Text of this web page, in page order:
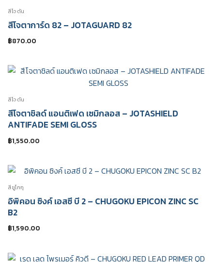
สีโจตัน
สีโจตาการ์ด 82 – JOTAGUARD 82
฿870.00
สีโจตัน
สีโจตาชิลด์ แอนติเฟด เซมิกลอส – JOTASHIELD
ANTIFADE SEMI GLOSS
฿1,550.00
สีชูโกกุ
อิพิคอน ซิงค์ เอสซี บี 2 – CHUGOKU EPICON ZINC SC
B2
฿1,590.00